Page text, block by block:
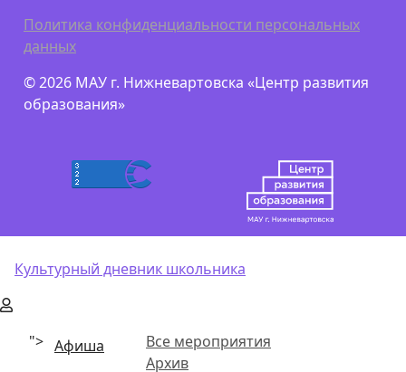
Политика конфиденциальности персональных
данных
© 2026 МАУ г. Нижневартовска «Центр развития
образования»
Культурный дневник школьника
"> Афиша
Все мероприятия
Архив